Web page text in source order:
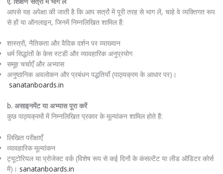
आपसे यह अपेक्षा की जाती है कि आप सत्रों में पूरी तरह से भाग लें, चाहे वे व्यक्तिगत रूप
से हों या ऑनलाइन, जिनमें निम्नलिखित शामिल हैं:
शास्त्रों, नैतिकता और वैदिक दर्शन पर व्याख्यान
धर्म सिद्धांतों के केस स्टडी और व्यावहारिक अनुप्रयोग
समूह चर्चाएँ और अभ्यास
अनुष्ठानिक अवलोकन और प्रबंधन पद्धतियाँ (पाठ्यक्रम के आधार पर)।
sanatanboards.in
b. असाइनमेंट या अभ्यास पूरा करें
कुछ पाठ्यक्रमों में निम्नलिखित प्रकार के मूल्यांकन शामिल होते हैं:
लिखित परीक्षाएँ
व्यावहारिक मूल्यांकन
ट्यूटोरियल या प्रोजेक्ट वर्क (विशेष रूप से कई दिनों के कंसल्टेंट या लीड ऑडिटर कोर्स
में)। sanatanboards.in